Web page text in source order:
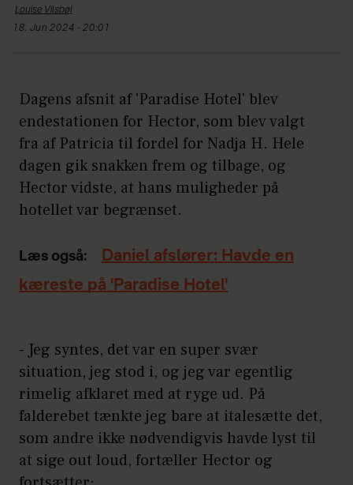
Louise Vilsbøl
18. Jun 2024 - 20:01
Dagens afsnit af 'Paradise Hotel' blev
endestationen for Hector, som blev valgt
fra af Patricia til fordel for Nadja H. Hele
dagen gik snakken frem og tilbage, og
Hector vidste, at hans muligheder på
hotellet var begrænset.
Læs også:
Daniel afslører: Havde en
kæreste på 'Paradise Hotel'
- Jeg syntes, det var en super svær
situation, jeg stod i, og jeg var egentlig
rimelig afklaret med at ryge ud. På
falderebet tænkte jeg bare at italesætte det,
som andre ikke nødvendigvis havde lyst til
at sige out loud, fortæller Hector og